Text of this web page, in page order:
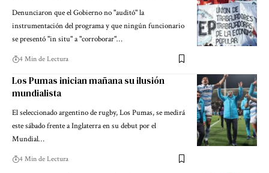
Denunciaron que el Gobierno no "auditó" la
instrumentación del programa y que ningún funcionario
se presentó "in situ" a "corroborar"…
4 Min de Lectura
Los Pumas inician mañana su ilusión
mundialista
El seleccionado argentino de rugby, Los Pumas, se medirá
este sábado frente a Inglaterra en su debut por el
Mundial…
4 Min de Lectura